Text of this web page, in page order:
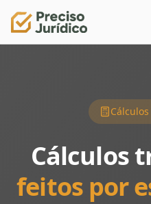
Cálculos
feitos por